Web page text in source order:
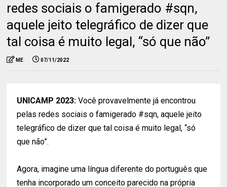
redes sociais o famigerado #sqn,
aquele jeito telegráfico de dizer que
tal coisa é muito legal, “só que não”
ME 07/11/2022
UNICAMP 2023:Você provavelmente já encontrou
pelas redes sociais o famigerado #sqn, aquele jeito
telegráfico de dizer que tal coisa é muito legal, “só
que não”.
Agora, imagine uma língua diferente do português que
tenha incorporado um conceito parecido na própria